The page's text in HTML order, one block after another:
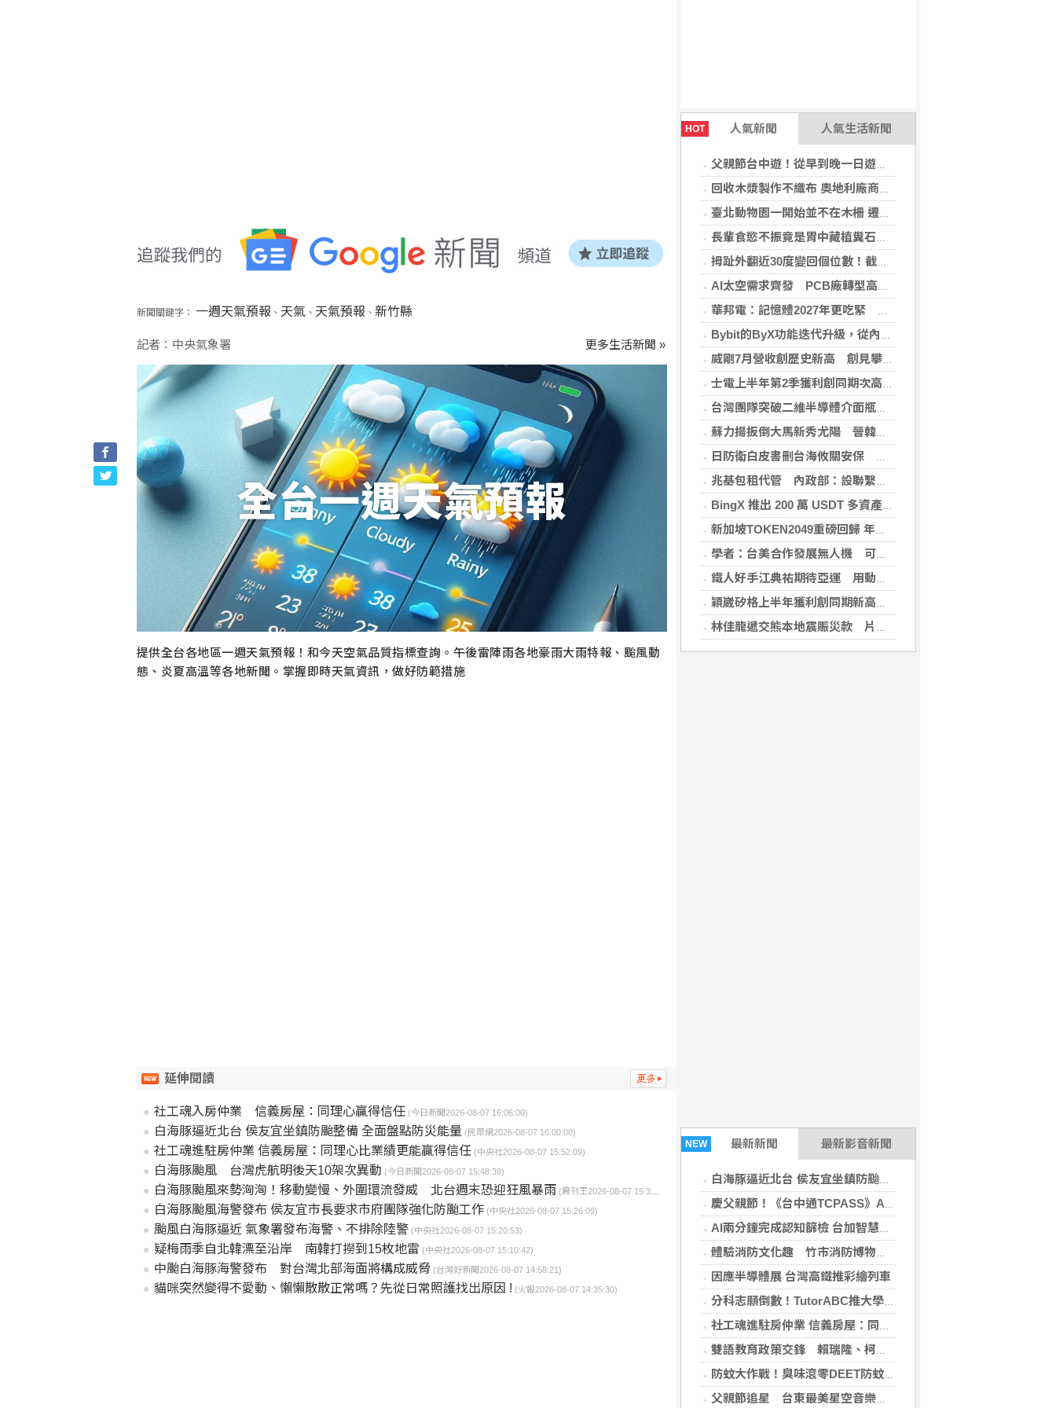
HOT 人氣新聞 人氣生活新聞
父親節台中遊！從早到晚一日遊行程推薦，美食、美景一次滿足！
回收木漿製作不織布 奧地利廠商得獎
臺北動物園一開始並不在木柵 遷園40周年之際，舉辧「與象同在、迎象未來」特展！
長輩食慾不振竟是胃中藏植糞石？醫用「可樂」化解危機
拇趾外翻近30度變回個位數！截骨矯正助重返登山活動
AI太空需求齊發 PCB廠轉型高階產品迎收成
華邦電：記憶體2027年更吃緊 啟動高雄廠模組B擴建計畫
Bybit的ByX功能迭代升級，從內容平台全面進化為社交交易樞紐，新增多項特色功能
威剛7月營收創歷史新高 創見攀同期高點
士電上半年第2季獲利創同期次高 看好AIDC拉貨需求
台灣團隊突破二維半導體介面瓶頸 成果登國際頂尖期刊
蘇力揚扳倒大馬新秀尤陽 晉韓國羽球大師賽8強
日防衛白皮書刪台海攸關安保 學者：未淡化中國威脅論述
兆基包租代管 內政部：設聯繫諮詢窗口統一受理
BingX 推出 200 萬 USDT 多資產交易活動，聚焦當前最受關注的市場趨勢
新加坡TOKEN2049重磅回歸 年度行業頂級盛會再度啟幕
學者：台美合作發展無人機 可降對中依賴強化嚇阻
鐵人好手江典祐期待亞運 用動漫名言激勵自己
穎崴矽格上半年獲利創同期新高 AI先進製程需求帶動
林佳龍遞交熊本地震賑災款 片山和之：患難見真情
NEW 最新新聞 最新影音新聞
白海豚逼近北台 侯友宜坐鎮防颱整備 全面盤點防災能量
慶父親節！《台中通TCPASS》APP攜手在地名店享優惠
AI兩分鐘完成認知篩檢 台加智慧醫療合作邁新里程
體驗消防文化趣 竹市消防博物館1樓開館邀市民走進市定古蹟
因應半導體展 台灣高鐵推彩繪列車
分科志願倒數！TutorABC推大學生英文先修專案75折起再送16堂1對1
社工魂進駐房仲業 信義房屋：同理心比業績更能贏得信任
雙語教育政策交鋒 賴瑞隆、柯志恩互批曲解主張
防蚊大作戰！臭味滾零DEET防蚊噴霧長效8小時 貓狗安心用
父親節追星 台東最美星空音樂會成功場8/8晚登場
新聞關鍵字： 一週天氣預報 、 天氣、 天氣預報 、 新竹縣
記者：中央氣象署 更多生活新聞 »
全台一週天氣預報
提供全台各地區一週天氣預報！和今天空氣品質指標查詢。午後雷陣雨各地豪雨大雨特報、颱風動
態、炎夏高溫等各地新聞。掌握即時天氣資訊，做好防範措施
延伸閱讀
社工魂入房仲業 信義房屋：同理心贏得信任 (今日新聞2026-08-07 16:06:00)
白海豚逼近北台 侯友宜坐鎮防颱整備 全面盤點防災能量 (民眾網2026-08-07 16:00:00)
社工魂進駐房仲業 信義房屋：同理心比業績更能贏得信任 (中央社2026-08-07 15:52:09)
白海豚颱風 台灣虎航明後天10架次異動 (今日新聞2026-08-07 15:48:39)
白海豚颱風來勢洶洶！移動變慢、外圍環流發威 北台週末恐迎狂風暴雨 (周刊王2026-08-07 15:31:27)
白海豚颱風海警發布 侯友宜市長要求市府團隊強化防颱工作 (中央社2026-08-07 15:26:09)
颱風白海豚逼近 氣象署發布海警、不排除陸警 (中央社2026-08-07 15:20:53)
疑梅雨季自北韓漂至沿岸 南韓打撈到15枚地雷 (中央社2026-08-07 15:10:42)
中颱白海豚海警發布 對台灣北部海面將構成威脅 (台灣好新聞2026-08-07 14:58:21)
貓咪突然變得不愛動、懶懶散散正常嗎？先從日常照護找出原因 ! (火報2026-08-07 14:35:30)